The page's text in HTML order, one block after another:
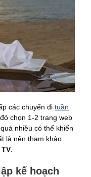
các chuyến đi tuần
chọn 1-2 trang web
nhiều có thể khiến
là nên tham khảo
kế hoạch